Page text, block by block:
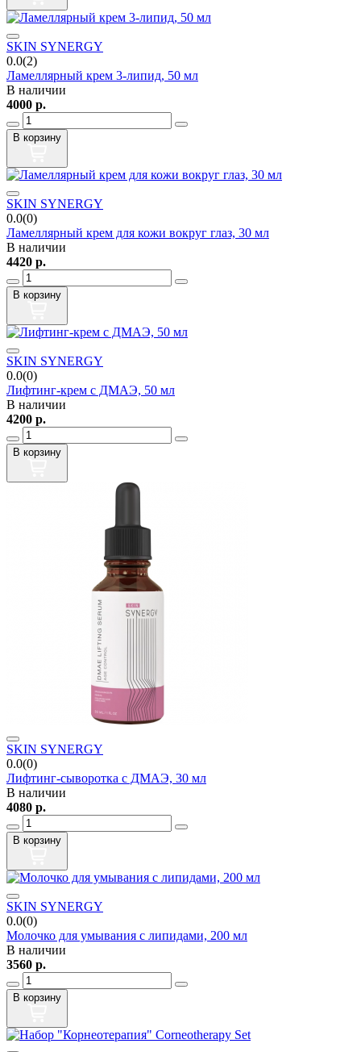
SKIN SYNERGY
0.0(2)
Ламеллярный крем 3-липид, 50 мл
В наличии
4000 р.
В корзину
SKIN SYNERGY
0.0(0)
Ламеллярный крем для кожи вокруг глаз, 30 мл
В наличии
4420 р.
В корзину
SKIN SYNERGY
0.0(0)
Лифтинг-крем c ДМАЭ, 50 мл
В наличии
4200 р.
В корзину
SKIN SYNERGY
0.0(0)
Лифтинг-сыворотка с ДМАЭ, 30 мл
В наличии
4080 р.
В корзину
SKIN SYNERGY
0.0(0)
Молочко для умывания с липидами, 200 мл
В наличии
3560 р.
В корзину